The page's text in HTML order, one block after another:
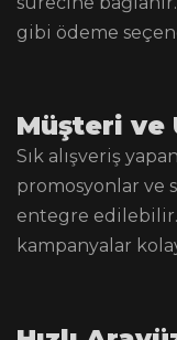
gibi ödeme
Müşteri ve
Sık alışveriş
promosyonlar ve
entegre
kampanyalar